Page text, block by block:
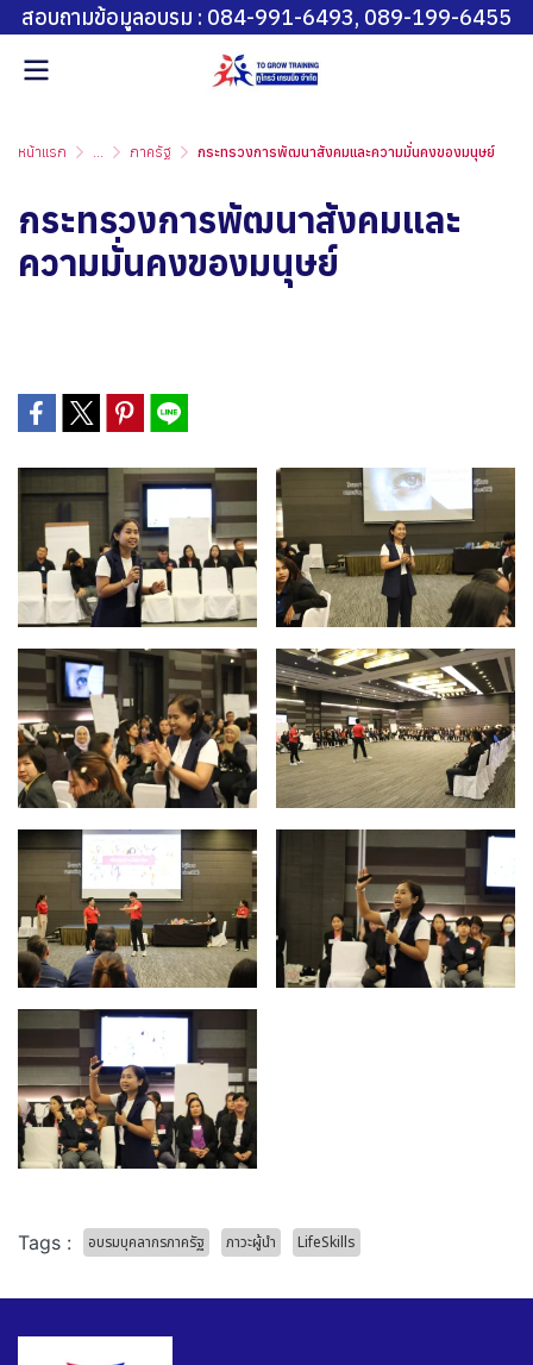
สอบถามข้อมูลอบรม : 084-991-6493, 089-199-6455
หน้าแรก ... ภาครัฐ กระทรวงการพัฒนาสังคมและความมั่นคงของมนุษย์
กระทรวงการพัฒนาสังคมและ
ความมั่นคงของมนุษย์
Tags : อบรมบุคลากรภาครัฐ ภาวะผู้นำ LifeSkills